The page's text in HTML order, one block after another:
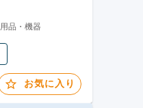
品・機器
お気に入り